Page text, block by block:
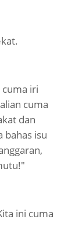
iri
cuma
dan
bahas isu
ini cuma